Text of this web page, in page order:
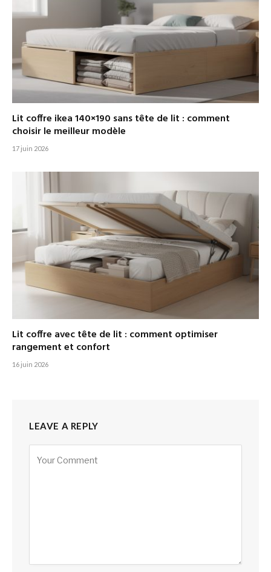
Lit coffre ikea 140×190 sans tête de lit : comment
choisir le meilleur modèle
17 juin 2026
Lit coffre avec tête de lit : comment optimiser
rangement et confort
16 juin 2026
LEAVE A REPLY